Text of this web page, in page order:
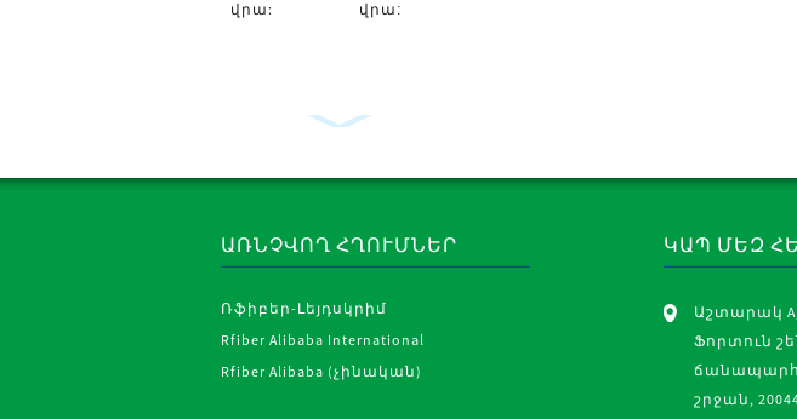
վրա:
անկյունային
մետաղական
շերտեր...
ԱՌՆՉՎՈՂ ՀՂՈՒՄՆԵՐ
Ռֆիբեր-Լեյդսկրիմ
Rfiber Alibaba International
Rfiber Alibaba (չինական)
ԿԱՊ ՄԵԶ
Աշտարակ A,
Ֆորտուն
ճանապարհ
շրջան,